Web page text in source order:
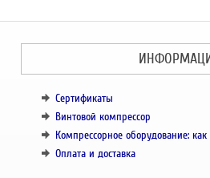
Сертификаты
Винтовой компрессор
Компрессорное оборудование:
Оплата и доставка